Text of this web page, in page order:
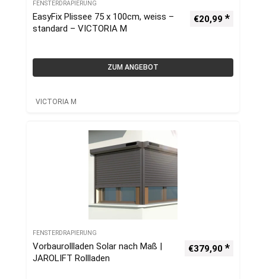
FENSTERDRAPIERUNG
EasyFix Plissee 75 x 100cm, weiss –
standard – VICTORIA M
€20,99
ZUM ANGEBOT
VICTORIA M
FENSTERDRAPIERUNG
Vorbaurollladen Solar nach Maß |
JAROLIFT Rollladen
€379,90